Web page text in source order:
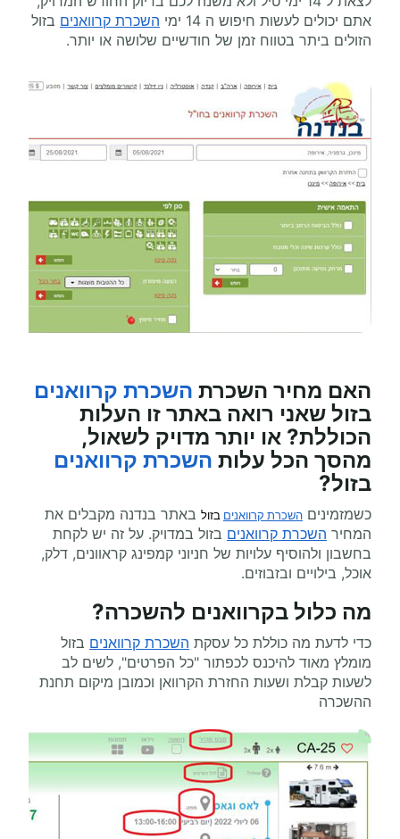
אתם יכולים לעשות חיפוש ה 14 ימי
השכרת קרוואנים בזול
הזולים ביתר בטווח זמן של חודשיים שלושה או יותר.
האם מחיר השכרת השכרת קרוואנים
בזול שאני רואה באתר זו העלות
הכוללת? או יותר מדויק לשאול,
מהסך הכל עלות השכרת קרוואנים
בזול?
כשמזמינים השכרת קרוואנים בזול באתר בנדנה מקבלים את
המחיר השכרת קרוואנים בזול במדויק. על זה יש לקחת
בחשבון ולהוסיף עלויות של חניוני קמפינג קראוונים, דלק,
אוכל, בילויים ובזבוזים.
מה כלול בקרוואנים להשכרה?
כדי לדעת מה כוללת כל עסקת השכרת קרוואנים בזול
מומלץ מאוד להיכנס לכפתור "כל הפרטים", לשים לב
לשעות קבלת ושעות החזרת הקרוואן וכמובן מיקום תחנת
ההשכרה